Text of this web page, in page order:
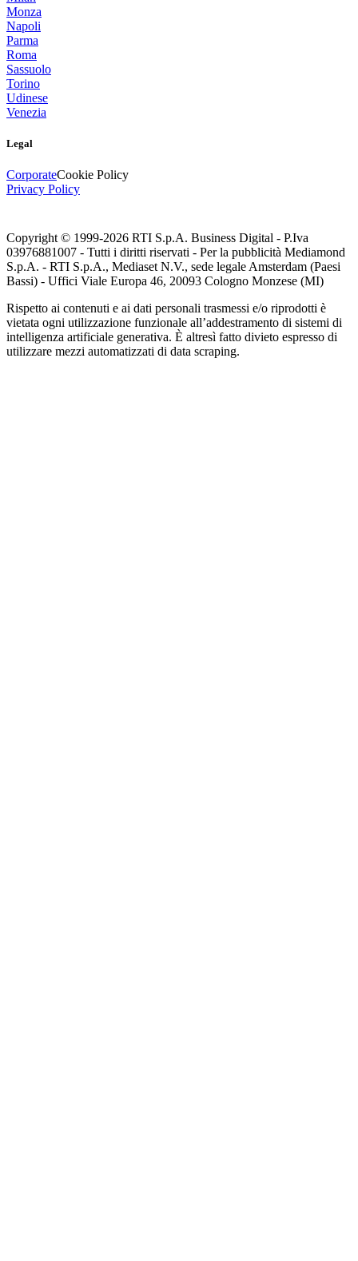
Monza
Napoli
Parma
Roma
Sassuolo
Torino
Udinese
Venezia
Legal
CorporateCookie Policy
Privacy Policy
Copyright © 1999-2026 RTI S.p.A. Business Digital - P.Iva
03976881007 - Tutti i diritti riservati - Per la pubblicità Mediamond
S.p.A. - RTI S.p.A., Mediaset N.V., sede legale Amsterdam (Paesi
Bassi) - Uffici Viale Europa 46, 20093 Cologno Monzese (MI)
Rispetto ai contenuti e ai dati personali trasmessi e/o riprodotti è
vietata ogni utilizzazione funzionale all’addestramento di sistemi di
intelligenza artificiale generativa. È altresì fatto divieto espresso di
utilizzare mezzi automatizzati di data scraping.